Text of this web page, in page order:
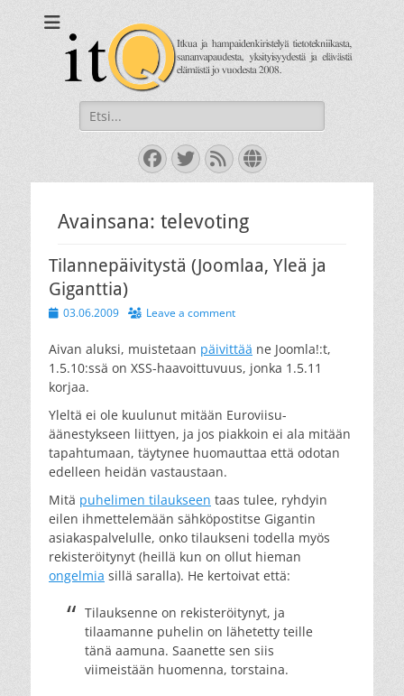
Itkua ja hammastenkiristelyä jo vuodesta 2008.
Search
for:
Facebook
Twitter
FeedWebsite
Avainsana: televoting
Tilannepäivitystä (Joomlaa, Yleä ja
Giganttia)
Posted
03.06.2009 Leave a comment
Aivan aluksi, muistetaan päivittää ne Joomla!:t,
1.5.10:ssä on XSS-haavoittuvuus, jonka 1.5.11
korjaa.
Yleltä ei ole kuulunut mitään Euroviisu-
äänestykseen liittyen, ja jos piakkoin ei ala mitään
tapahtumaan, täytynee huomauttaa että odotan
edelleen heidän vastaustaan.
Mitä puhelimen tilaukseen taas tulee, ryhdyin
eilen ihmettelemään sähköpostitse Gigantin
asiakaspalvelulle, onko tilaukseni todella myös
rekisteröitynyt (heillä kun on ollut hieman
ongelmia sillä saralla). He kertoivat että:
Tilauksenne on rekisteröitynyt, ja
tilaamanne puhelin on lähetetty teille
tänä aamuna. Saanette sen siis
viimeistään huomenna, torstaina.